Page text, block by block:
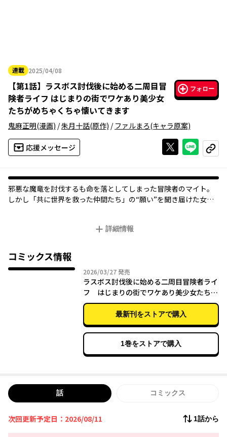
連載 2025/04/08
2025年04月08日
【第1話】 ラスボス討伐後に始める二周目冒
険者ライフ はじまりの街でワケあり美少女
たちがめちゃくちゃ懐いてきます
フォロー
鬼麻正明(漫画) /朱月十話(原作) / ファルまろ(キャラ原案)
応援メッセージ Xで投稿する
ライン
コピー
邪悪な魔竜を討伐するも命を落としてしまった冒険者のマイト。
しかし「共に世界を救った仲間たち」の“願い”を聞き届けた女神
っとあこがれていた『賢者』に！
かうと「初心者パーティの少女たち」が何やら揉めていて……？
二周目冒険者のハーレムファンタジーが開幕！
詳細情報
コミックス情報
2026/03/272026年03月27日
発売
ラスボス討伐後に始める二周目冒険者ライ
フ はじまりの街でワケあり美少女たちが
めちゃくちゃ懐いてきます 2
最新刊をストアで購入
1巻をストアで購入
話 コミックス
次回更新予定日：2026/08/11 1話から